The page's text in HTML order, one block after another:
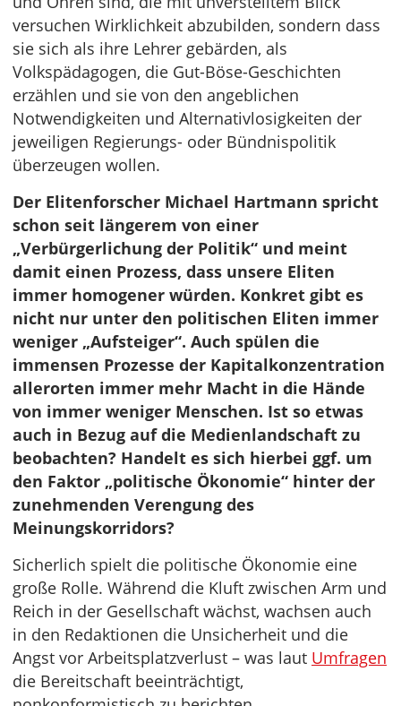
versuchen Wirklichkeit abzubilden, sondern dass
sie sich als ihre Lehrer gebärden, als
Volkspädagogen, die Gut-Böse-Geschichten
erzählen und sie von den angeblichen
Notwendigkeiten und Alternativlosigkeiten der
jeweiligen Regierungs- oder Bündnispolitik
überzeugen wollen.
Der Elitenforscher Michael Hartmann spricht
schon seit längerem von einer
„Verbürgerlichung der Politik“ und meint
damit einen Prozess, dass unsere Eliten
immer homogener würden. Konkret gibt es
nicht nur unter den politischen Eliten immer
weniger „Aufsteiger“. Auch spülen die
immensen Prozesse der Kapitalkonzentration
allerorten immer mehr Macht in die Hände
von immer weniger Menschen. Ist so etwas
auch in Bezug auf die Medienlandschaft zu
beobachten? Handelt es sich hierbei ggf. um
den Faktor „politische Ökonomie“ hinter der
zunehmenden Verengung des
Meinungskorridors?
Sicherlich spielt die politische Ökonomie eine
große Rolle. Während die Kluft zwischen Arm und
Reich in der Gesellschaft wächst, wachsen auch
in den Redaktionen die Unsicherheit und die
Angst vor Arbeitsplatzverlust – was laut Umfragen
die Bereitschaft beeinträchtigt,